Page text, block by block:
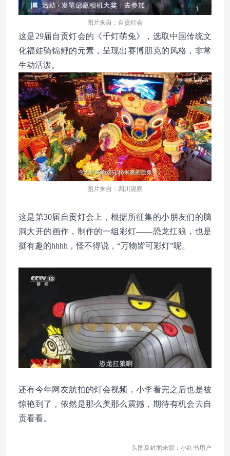
图片来自：自贡灯会
这是29届自贡灯会的《千灯萌兔》，选取中国传统文
化福娃骑锦鲤的元素，呈现出赛博朋克的风格，非常
生动活泼。
图片来自：四川观察
这是第30届自贡灯会上，根据所征集的小朋友们的脑
洞大开的画作，制作的一组彩灯——恐龙扛狼，也是
挺有趣的hhhh，怪不得说，“万物皆可彩灯”呢。
还有今年网友航拍的灯会视频，小李看完之后也是被
惊艳到了，依然是那么美那么震撼，期待有机会去自
贡看看。
头图及封面来源：小红书用户